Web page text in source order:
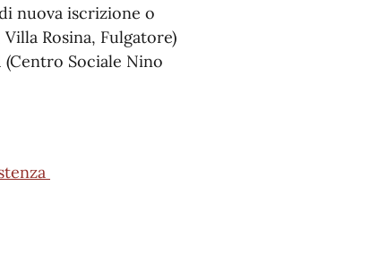
nuova iscrizione o
Rosina, Fulgatore)
(Centro Sociale Nino